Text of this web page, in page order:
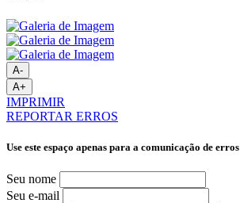
A-
A+
IMPRIMIR
REPORTAR ERROS
Use este espaço apenas para a comunicação de
Seu nome
Seu e-mail